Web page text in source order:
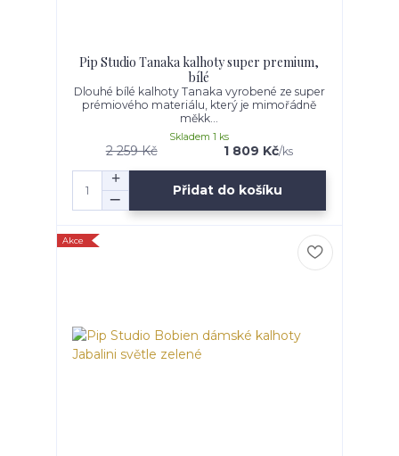
Pip Studio Tanaka kalhoty super premium,
bílé
Dlouhé bílé kalhoty Tanaka vyrobené ze super
prémiového materiálu, který je mimořádně
měkk...
2 259 Kč 1 809 Kč/ks
Skladem 1 ks
Přidat do košíku
Akce